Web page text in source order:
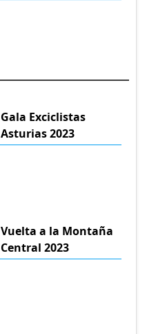
Gala Exciclistas
Asturias 2023
Vuelta a la Montaña
Central 2023